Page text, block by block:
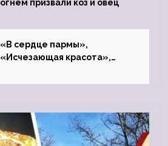
огнём призвали коз и овец
«В сердце пармы»,
«Исчезающая красота»,